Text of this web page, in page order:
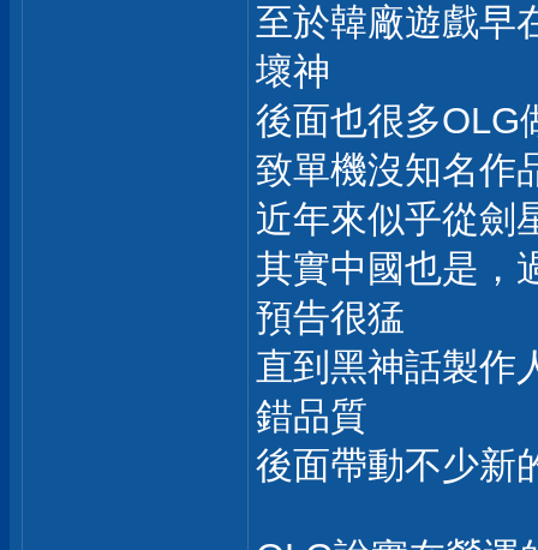
至於韓廠遊戲早
壞神
後面也很多OLG
致單機沒知名作
近年來似乎從劍
其實中國也是，
預告很猛
直到黑神話製作
錯品質
後面帶動不少新